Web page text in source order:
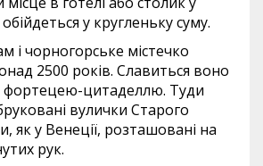
у кругленьку суму.
і чорногорське містечко
2500 років. Славиться воно
цитаделлю. Туди
вулички Старого
як у Венеції, розташовані на
рук.